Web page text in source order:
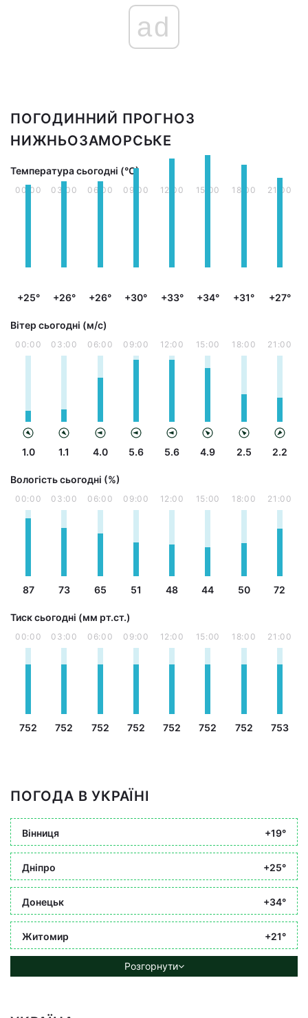
ad
ПОГОДИННИЙ ПРОГНОЗ
НИЖНЬОЗАМОРСЬКЕ
Температура сьогодні (°С)
00:00
+25°
03:00
+26°
06:00
+26°
09:00
+30°
12:00
+33°
15:00
+34°
18:00
+31°
21:00
+27°
Вітер сьогодні (м/с)
00:00
1.0
03:00
1.1
06:00
4.0
09:00
5.6
12:00
5.6
15:00
4.9
18:00
2.5
21:00
2.2
Вологість сьогодні (%)
00:00
87
03:00
73
06:00
65
09:00
51
12:00
48
15:00
44
18:00
50
21:00
72
Тиск сьогодні (мм рт.ст.)
00:00
752
03:00
752
06:00
752
09:00
752
12:00
752
15:00
752
18:00
752
21:00
753
ПОГОДА В УКРАЇНІ
Вінниця +19°
Дніпро +25°
Донецьк +34°
Житомир +21°
Розгорнути